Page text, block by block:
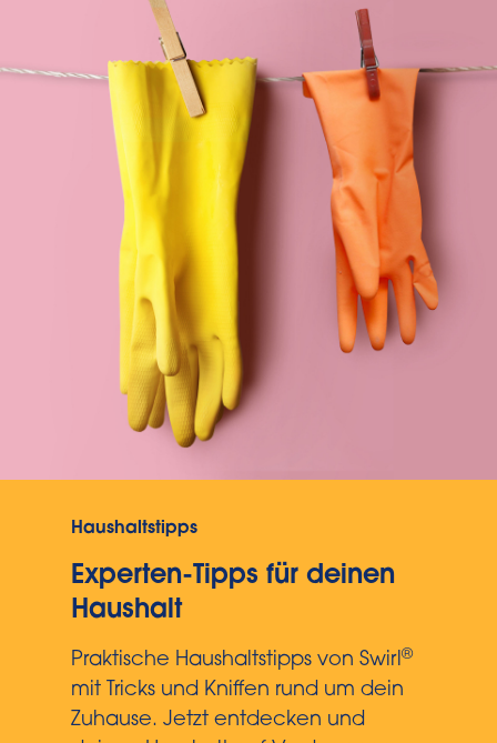
Haushaltstipps
Experten-Tipps für deinen
Haushalt
Praktische Haushaltstipps von Swirl®
mit Tricks und Kniffen rund um dein
Zuhause. Jetzt entdecken und